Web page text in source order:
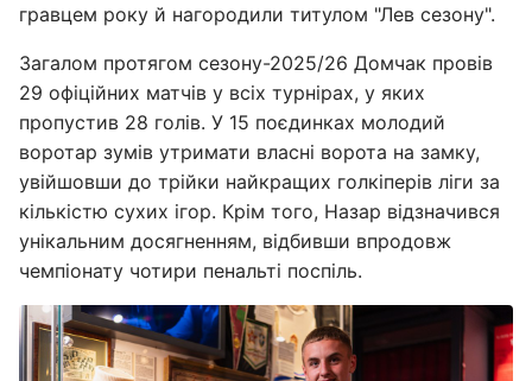
гравцем року й нагородили титулом "Лев сезону".
Загалом протягом сезону-2025/26 Домчак провів
29 офіційних матчів у всіх турнірах, у яких
пропустив 28 голів. У 15 поєдинках молодий
воротар зумів утримати власні ворота на замку,
увійшовши до трійки найкращих голкіперів ліги за
кількістю сухих ігор. Крім того, Назар відзначився
унікальним досягненням, відбивши впродовж
чемпіонату чотири пенальті поспіль.